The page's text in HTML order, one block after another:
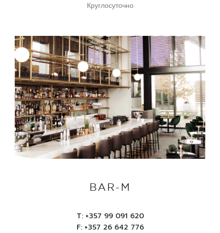
Круглосуточно
BAR-M
T: +357 99 091 620
F: +357 26 642 776